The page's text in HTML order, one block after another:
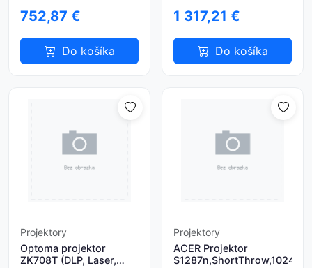
SSD,Intel,W11 Pro,Pure
752,87 €
Do košíka
5070,Linux,Black
1 317,21 €
Do košíka
Projektory
Optoma projektor
ZK708T (DLP, Laser,
Projektory
ACER Projektor